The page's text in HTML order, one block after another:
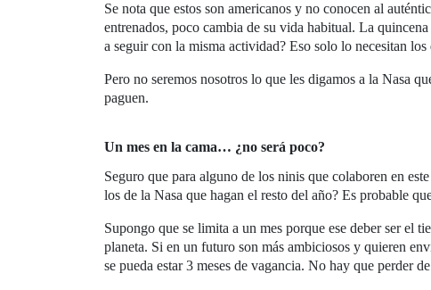
Se nota que estos son americanos y no conocen al
entrenados, poco cambia de su vida habitual. La
a seguir con la misma actividad? Eso solo lo necesitan
Pero no seremos nosotros lo que les digamos a la Nasa
paguen.
Un mes en la cama… ¿no será poco?
Seguro que para alguno de los ninis que colaboren en
los de la Nasa que hagan el resto del año? Es probable
Supongo que se limita a un mes porque ese deber ser el
planeta. Si en un futuro son más ambiciosos y quieren
se pueda estar 3 meses de vagancia. No hay que perder